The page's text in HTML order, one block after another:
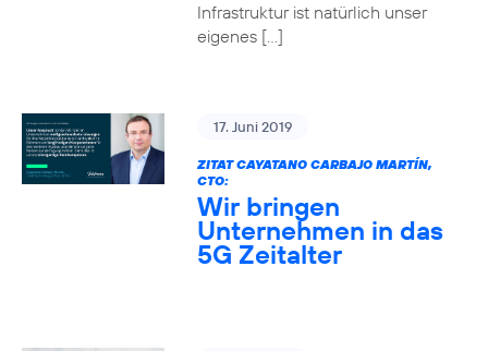
Infrastruktur ist natürlich unser
eigenes […]
17. Juni 2019
ZITAT CAYATANO CARBAJO MARTÍN,
CTO:
Wir bringen
Unternehmen in das
5G Zeitalter